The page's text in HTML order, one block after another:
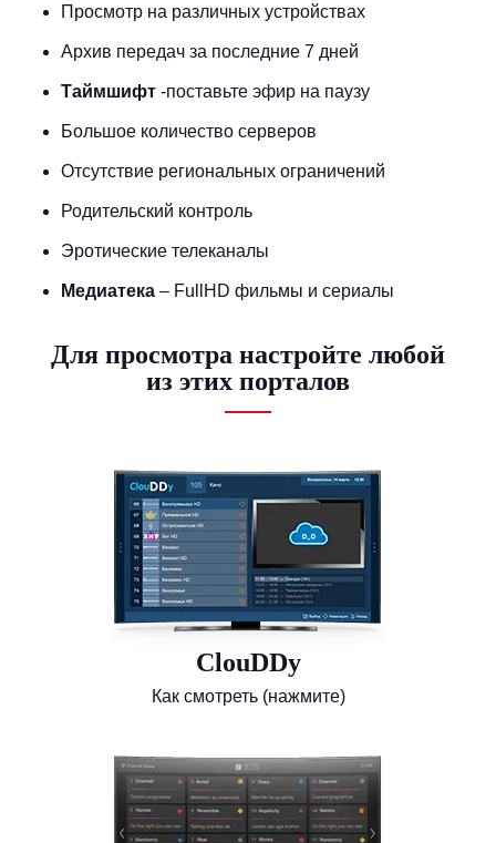
Просмотр на различных устройствах
Архив передач за последние 7 дней
Таймшифт -поставьте эфир на паузу
Большое количество серверов
Отсутствие региональных ограничений
Родительский контроль
Эротические телеканалы
Медиатека – FullHD фильмы и сериалы
Для просмотра настройте любой
из этих порталов
ClouDDy
Как смотреть (нажмите)